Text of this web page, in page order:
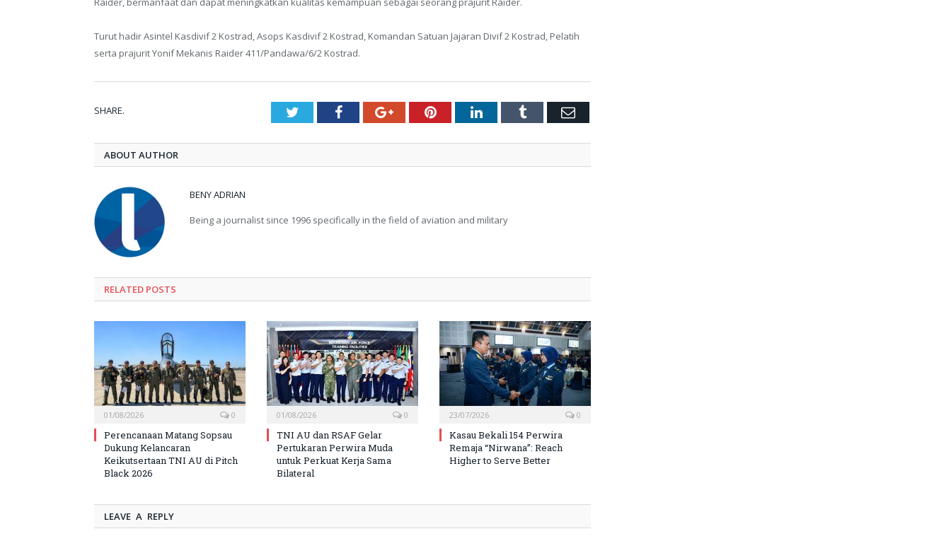
Turut hadir Asintel Kasdivif 2 Kostrad, Asops Kasdivif 2 Kostrad, Komandan Satuan Jajaran Divif 2 Kostrad, Pelatih
serta prajurit Yonif Mekanis Raider 411/Pandawa/6/2 Kostrad.
SHARE. TwitterFacebookGoogle+PinterestLinkedInTumblr Email
ABOUT AUTHOR
BENY ADRIAN
Being a journalist since 1996 specifically in the field of aviation and military
RELATED POSTS
01/08/2026 0
Perencanaan Matang Sopsau
Dukung Kelancaran
Keikutsertaan TNI AU di Pitch
Black 2026
01/08/2026 0
TNI AU dan RSAF Gelar
Pertukaran Perwira Muda
untuk Perkuat Kerja Sama
Bilateral
23/07/2026 0
Kasau Bekali 154 Perwira
Remaja “Nirwana”: Reach
Higher to Serve Better
LEAVE A REPLY